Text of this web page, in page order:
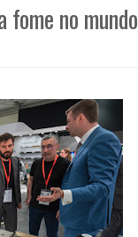
no mundo